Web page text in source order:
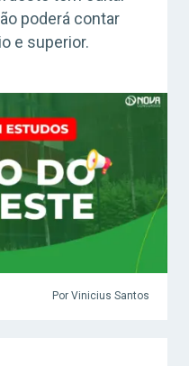
poderá contar
e superior.
Por Vinicius Santos